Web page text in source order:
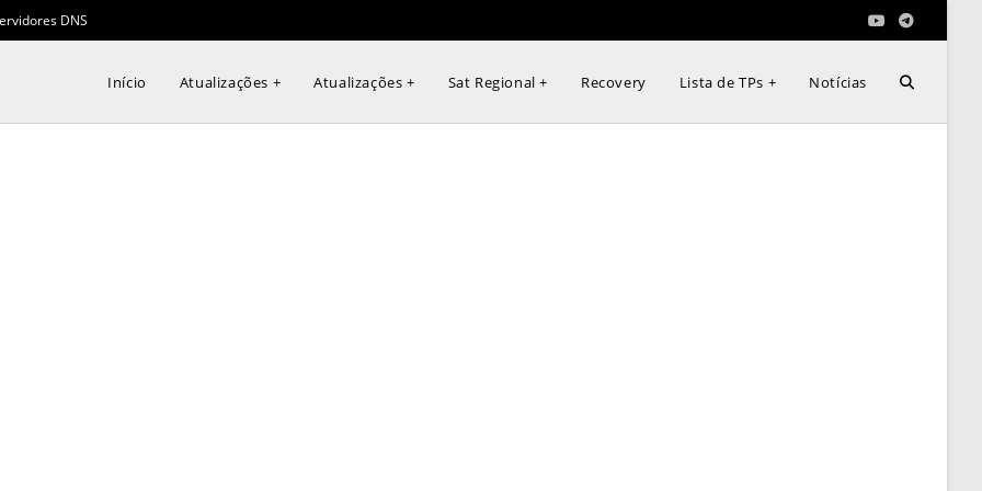
DNS
Início Atualizações + Atualizações + Sat Regional + Recovery Lista de TPs + Notícias Alternar